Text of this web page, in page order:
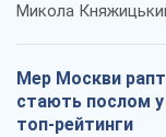
Микола
Мер Москви
стають послом у
топ-рейтинги